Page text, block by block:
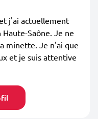
j'ai actuellement
Saône. Je ne
minette. Je n'ai que
et je suis attentive